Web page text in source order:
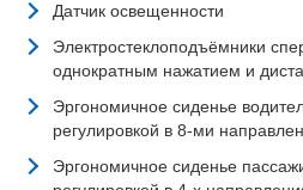
Датчик освещенности
Электростеклоподъёмники
однократным нажатием и
Эргономичное сиденье
регулировкой в 8-ми
Эргономичное сиденье